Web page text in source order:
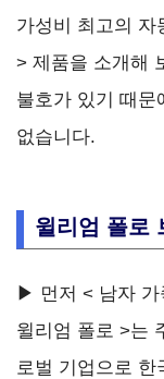
가성비 최고의 자
> 제품을 소개해
불호가 있기 때문
없습니다.
윌리엄 폴로
▶ 먼저 < 남자 가
윌리엄 폴로 >는
로벌 기업으로 한